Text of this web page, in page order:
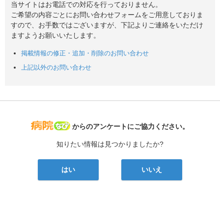
当サイトはお電話での対応を行っておりません。
ご希望の内容ごとにお問い合わせフォームをご用意しておりま
すので、お手数ではございますが、下記よりご連絡をいただけ
ますようお願いいたします。
掲載情報の修正・追加・削除のお問い合わせ
上記以外のお問い合わせ
病院なび
からのアンケートにご協力ください。
知りたい情報は見つかりましたか?
はい いいえ